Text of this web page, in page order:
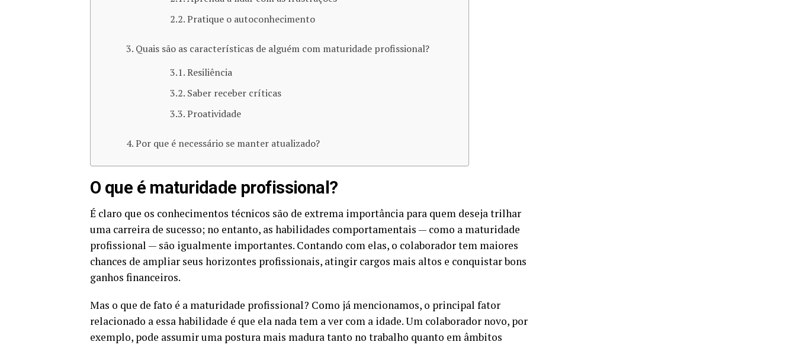
Pratique o autoconhecimento
Quais são as características de alguém com maturidade profissional?
Resiliência
Saber receber críticas
Proatividade
Por que é necessário se manter atualizado?
O que é maturidade profissional?
É claro que os conhecimentos técnicos são de extrema importância para quem deseja trilhar
uma carreira de sucesso; no entanto, as habilidades comportamentais — como a maturidade
profissional — são igualmente importantes. Contando com elas, o colaborador tem maiores
chances de ampliar seus horizontes profissionais, atingir cargos mais altos e conquistar bons
ganhos financeiros.
Mas o que de fato é a maturidade profissional? Como já mencionamos, o principal fator
relacionado a essa habilidade é que ela nada tem a ver com a idade. Um colaborador novo, por
exemplo, pode assumir uma postura mais madura tanto no trabalho quanto em âmbitos